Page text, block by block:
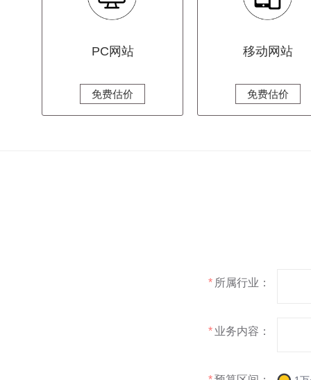
PC网站
免费估价
移动网站
免费估价
* 所属行业：
* 业务内容：